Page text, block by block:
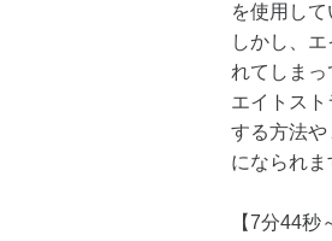
を使用して
しかし、
れてしまっ
エイトス
する方法や
になられま
【7分44秒